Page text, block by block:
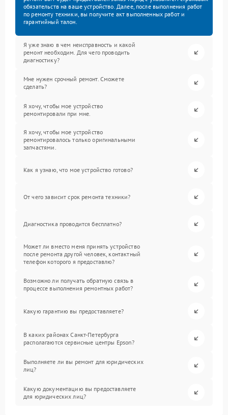
обязательств на ваше устройство. Далее, после выполнения работ
по ремонту техники, вы получите акт выполненных работ и
гарантийный талон.
Я уже знаю в чем неисправность и какой
ремонт необходим. Для чего проводить
диагностику?
Мне нужен срочный ремонт. Сможете
сделать?
Я хочу, чтобы мое устройство
ремонтировали при мне.
Я хочу, чтобы мое устройство
ремонтировалось только оригинальными
запчастями.
Как я узнаю, что мое устройство готово?
От чего зависит срок ремонта техники?
Диагностика проводится бесплатно?
Может ли вместо меня принять устройство
после ремонта другой человек, контактный
телефон которого я предоставлю?
Возможно ли получать обратную связь в
процессе выполнения ремонтных работ?
Какую гарантию вы предоставляете?
В каких районах Санкт-Петербурга
располагаются сервисные центры Epson?
Выполняете ли вы ремонт для юридических
лиц?
Какую документацию вы предоставляете
для юридических лиц?